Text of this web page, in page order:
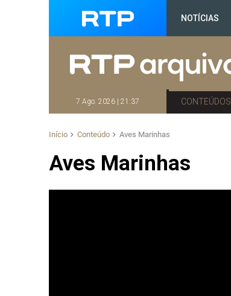
NOTÍCIAS
7 Ago. 2026 | 21:37 CONTEÚDOS
Início Conteúdo Aves Marinhas
Aves Marinhas